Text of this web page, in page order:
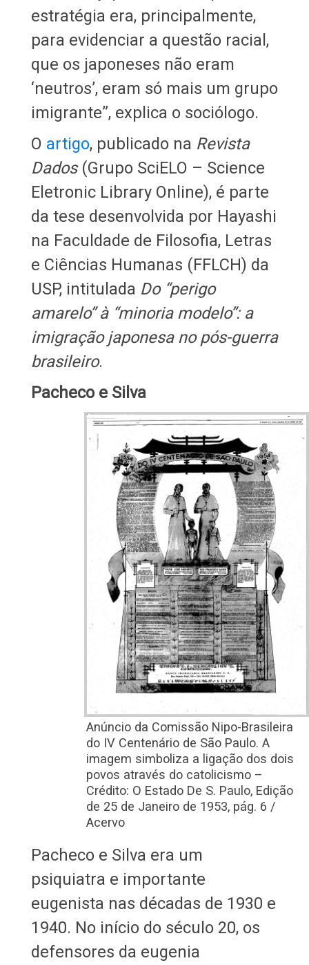
estratégia era, principalmente,
para evidenciar a questão racial,
que os japoneses não eram
‘neutros’, eram só mais um grupo
imigrante”, explica o sociólogo.
O artigo, publicado na Revista
Dados(Grupo SciELO – Science
Eletronic Library Online), é parte
da tese desenvolvida por Hayashi
na Faculdade de Filosofia, Letras
e Ciências Humanas (FFLCH) da
USP, intitulada Do “perigo
amarelo” à “minoria modelo”: a
imigração japonesa no pós-guerra
brasileiro.
Pacheco e Silva
Anúncio da Comissão Nipo-Brasileira
do IV Centenário de São Paulo. A
imagem simboliza a ligação dos dois
povos através do catolicismo –
Crédito: O Estado De S. Paulo, Edição
de 25 de Janeiro de 1953, pág. 6 /
Acervo
Pacheco e Silva era um
psiquiatra e importante
eugenista nas décadas de 1930 e
1940. No início do século 20, os
defensores da eugenia